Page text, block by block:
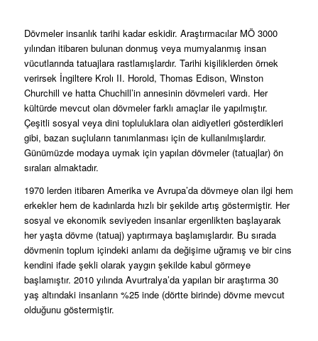
Dövmeler insanlık tarihi kadar eskidir. Araştırmacılar MÖ 3000
yılından itibaren bulunan donmuş veya mumyalanmış insan
vücutlarında tatuajlara rastlamışlardır. Tarihi kişiliklerden örnek
verirsek İngiltere Krolı II. Horold, Thomas Edison, Winston
Churchill ve hatta Chuchill’in annesinin dövmeleri vardı. Her
kültürde mevcut olan dövmeler farklı amaçlar ile yapılmıştır.
Çeşitli sosyal veya dini topluluklara olan aidiyetleri gösterdikleri
gibi, bazan suçluların tanımlanması için de kullanılmışlardır.
Günümüzde modaya uymak için yapılan dövmeler (tatuajlar) ön
sıraları almaktadır.
1970 lerden itibaren Amerika ve Avrupa’da dövmeye olan ilgi hem
erkekler hem de kadınlarda hızlı bir şekilde artış göstermiştir. Her
sosyal ve ekonomik seviyeden insanlar ergenlikten başlayarak
her yaşta dövme (tatuaj) yaptırmaya başlamışlardır. Bu sırada
dövmenin toplum içindeki anlamı da değişime uğramış ve bir cins
kendini ifade şekli olarak yaygın şekilde kabul görmeye
başlamıştır. 2010 yılında Avurtralya’da yapılan bir araştırma 30
yaş altındaki insanların %25 inde (dörtte birinde) dövme mevcut
olduğunu göstermiştir.